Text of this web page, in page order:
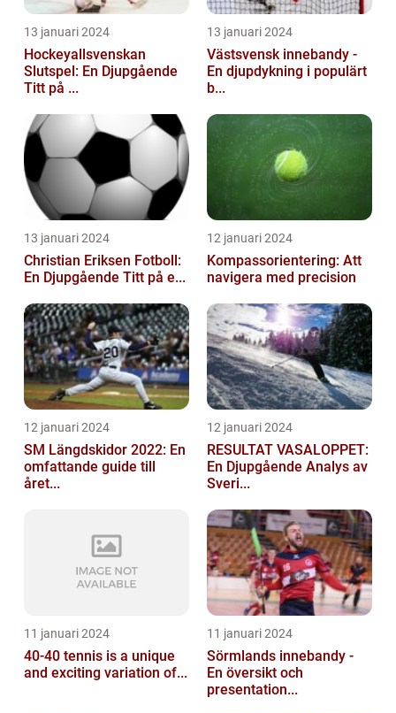
13 januari 2024
Hockeyallsvenskan
Slutspel: En Djupgående
Titt på ...
13 januari 2024
Västsvensk innebandy -
En djupdykning i populärt
b...
13 januari 2024
Christian Eriksen Fotboll:
En Djupgående Titt på e...
12 januari 2024
Kompassorientering: Att
navigera med precision
12 januari 2024
SM Längdskidor 2022: En
omfattande guide till
året...
12 januari 2024
RESULTAT VASALOPPET:
En Djupgående Analys av
Sveri...
11 januari 2024
40-40 tennis is a unique
and exciting variation of...
11 januari 2024
Sörmlands innebandy -
En översikt och
presentation...